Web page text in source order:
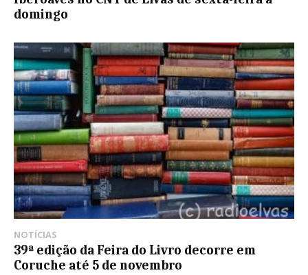
domingo
NOTÍCIAS
39ª edição da Feira do Livro decorre em
Coruche até 5 de novembro